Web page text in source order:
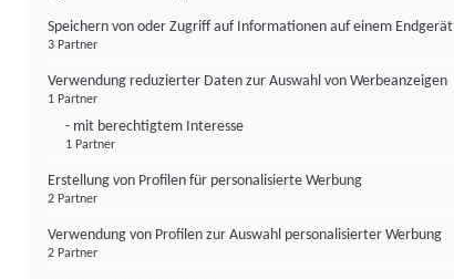
Speichern von oder Zugriff auf Informationen auf einem Endgerät
3 Partner
Verwendung reduzierter Daten zur Auswahl von Werbeanzeigen
1 Partner
- mit berechtigtem Interesse
1 Partner
Erstellung von Profilen für personalisierte Werbung
2 Partner
Verwendung von Profilen zur Auswahl personalisierter Werbung
2 Partner